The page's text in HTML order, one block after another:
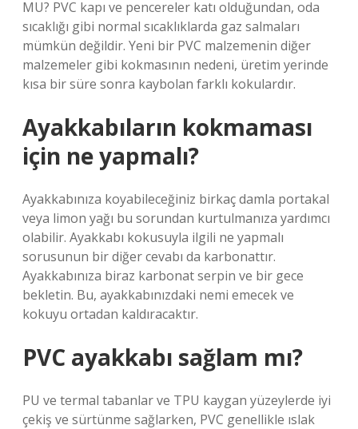
MU? PVC kapı ve pencereler katı olduğundan, oda
sıcaklığı gibi normal sıcaklıklarda gaz salmaları
mümkün değildir. Yeni bir PVC malzemenin diğer
malzemeler gibi kokmasının nedeni, üretim yerinde
kısa bir süre sonra kaybolan farklı kokulardır.
Ayakkabıların kokmaması
için ne yapmalı?
Ayakkabınıza koyabileceğiniz birkaç damla portakal
veya limon yağı bu sorundan kurtulmanıza yardımcı
olabilir. Ayakkabı kokusuyla ilgili ne yapmalı
sorusunun bir diğer cevabı da karbonattır.
Ayakkabınıza biraz karbonat serpin ve bir gece
bekletin. Bu, ayakkabınızdaki nemi emecek ve
kokuyu ortadan kaldıracaktır.
PVC ayakkabı sağlam mı?
PU ve termal tabanlar ve TPU kaygan yüzeylerde iyi
çekiş ve sürtünme sağlarken, PVC genellikle ıslak